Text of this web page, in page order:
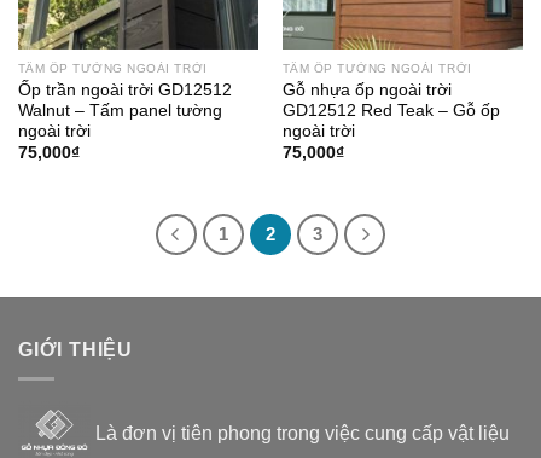
TẤM ỐP TƯỜNG NGOÀI TRỜI
Ốp trần ngoài trời GD12512
Walnut – Tấm panel tường
ngoài trời
75,000₫
TẤM ỐP TƯỜNG NGOÀI TRỜI
Gỗ nhựa ốp ngoài trời
GD12512 Red Teak – Gỗ ốp
ngoài trời
75,000₫
1 2 3
GIỚI THIỆU
Là đơn vị tiên phong trong việc cung cấp vật liệu